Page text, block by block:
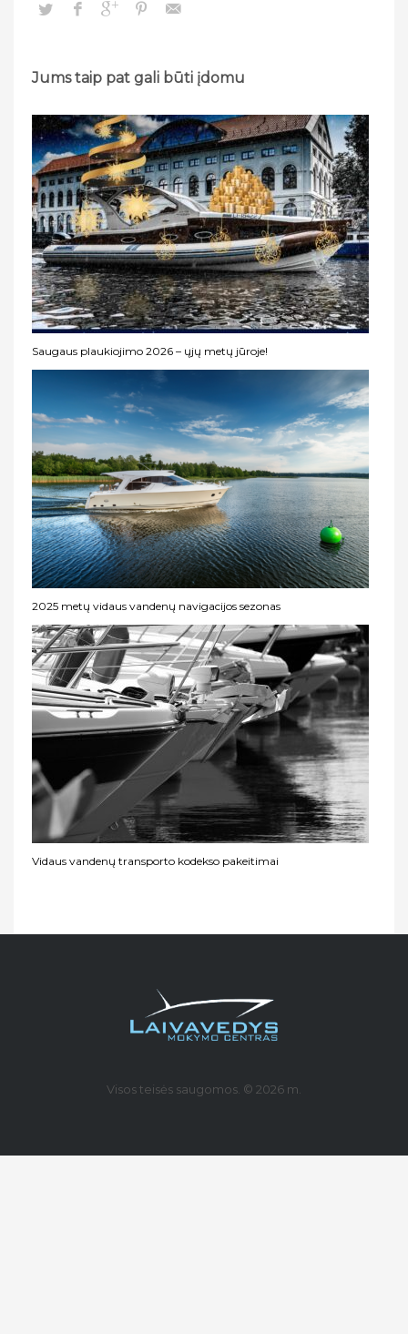
Jums taip pat gali būti įdomu
Saugaus plaukiojimo 2026 – ųjų metų jūroje!
2025 metų vidaus vandenų navigacijos sezonas
Vidaus vandenų transporto kodekso pakeitimai
Visos teisės saugomos. © 2026 m.